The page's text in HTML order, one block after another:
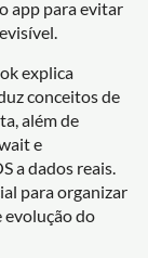
app para evitar
explica
conceitos de
além de
e
a dados reais.
para organizar
evolução do